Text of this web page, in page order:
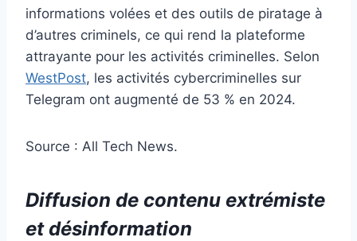
informations volées et des outils de piratage à
d’autres criminels, ce qui rend la plateforme
attrayante pour les activités criminelles​. Selon
WestPost, les activités cybercriminelles sur
Telegram ont augmenté de 53 % en 2024.
Source : All Tech News.
Diffusion de contenu extrémiste
et désinformation